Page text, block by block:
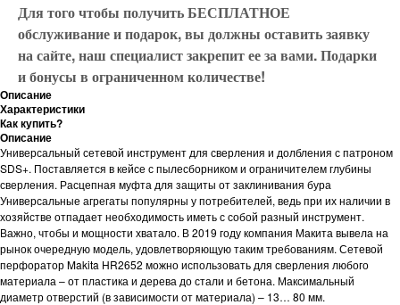
Для того чтобы получить БЕСПЛАТНОЕ
обслуживание и подарок, вы должны оставить заявку
на сайте, наш специалист закрепит ее за вами. Подарки
и бонусы в ограниченном количестве!
Описание
Характеристики
Как купить?
Описание
Универсальный сетевой инструмент для сверления и долбления с патроном
SDS+. Поставляется в кейсе с пылесборником и ограничителем глубины
сверления. Расцепная муфта для защиты от заклинивания бура
Универсальные агрегаты популярны у потребителей, ведь при их наличии в
хозяйстве отпадает необходимость иметь с собой разный инструмент.
Важно, чтобы и мощности хватало. В 2019 году компания Макита вывела на
рынок очередную модель, удовлетворяющую таким требованиям. Сетевой
перфоратор Makita HR2652 можно использовать для сверления любого
материала – от пластика и дерева до стали и бетона. Максимальный
диаметр отверстий (в зависимости от материала) – 13… 80 мм.